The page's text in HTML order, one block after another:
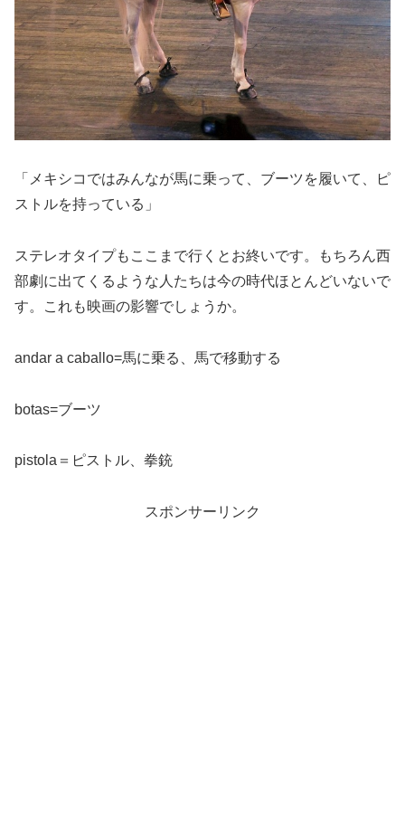
「メキシコではみんなが馬に乗って、ブーツを履いて、ピ
ストルを持っている」
ステレオタイプもここまで行くとお終いです。もちろん西
部劇に出てくるような人たちは今の時代ほとんどいないで
す。これも映画の影響でしょうか。
andar a caballo=馬に乗る、馬で移動する
botas=ブーツ
pistola＝ピストル、拳銃
スポンサーリンク